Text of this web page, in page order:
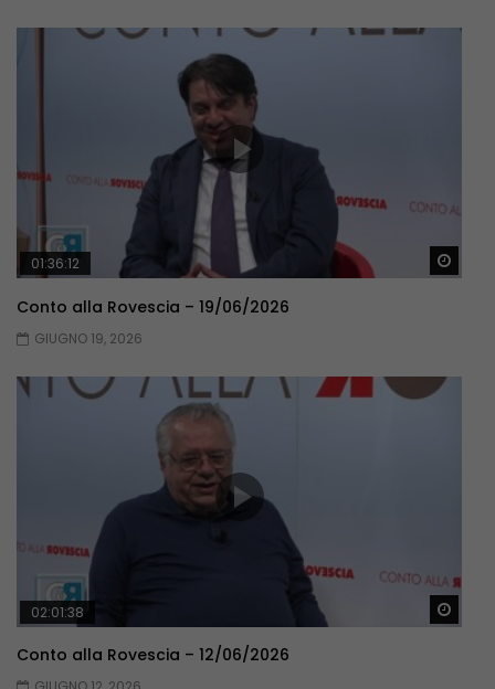
01:36:12
Conto alla Rovescia – 19/06/2026
GIUGNO 19, 2026
02:01:38
Conto alla Rovescia – 12/06/2026